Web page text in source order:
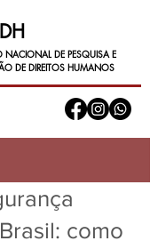
NACIONAL DE PESQUISA E
DE DIREITOS HUMANOS
como